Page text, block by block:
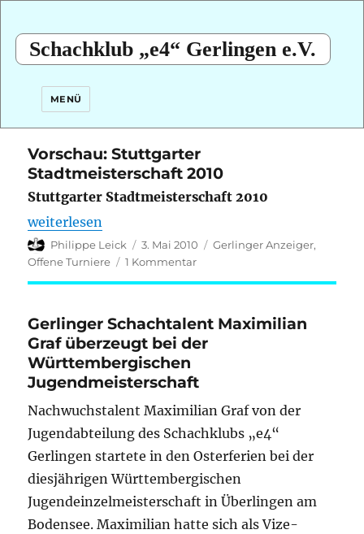
Schachklub „e4“ Gerlingen e.V.
MENÜ
Vorschau: Stuttgarter
Stadtmeisterschaft 2010
Stuttgarter Stadtmeisterschaft 2010
„Vorschau: Stuttgarter Stadtmeisterschaft 2010“
weiterlesen
Autor
Philippe Leick
Veröffentlicht
am
3. Mai 2010 Kategorien
Gerlinger Anzeiger,
Offene Turniere
1 Kommentarzu
Vorschau:
2010
Gerlinger Schachtalent Maximilian
Graf überzeugt bei der
Württembergischen
Jugendmeisterschaft
Nachwuchstalent Maximilian Graf von der
Jugendabteilung des Schachklubs „e4“
Gerlingen startete in den Osterferien bei der
diesjährigen Württembergischen
Jugendeinzelmeisterschaft in Überlingen am
Bodensee. Maximilian hatte sich als Vize-